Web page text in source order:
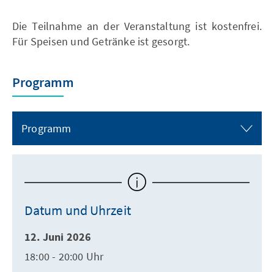
Die Teilnahme an der Veranstaltung ist kostenfrei.
Für Speisen und Getränke ist gesorgt.
Programm
Programm
Datum und Uhrzeit
12. Juni 2026
18:00 - 20:00 Uhr